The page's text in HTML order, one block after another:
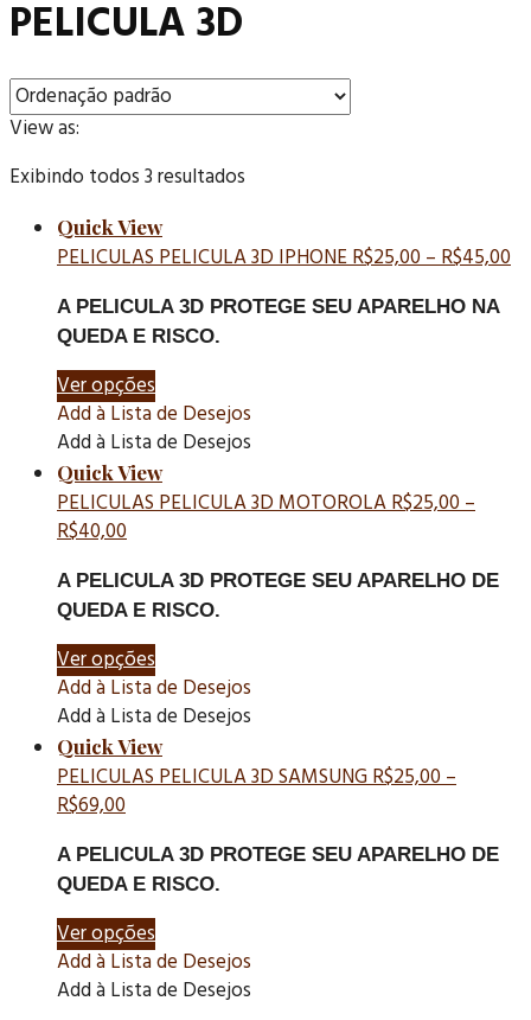
PELICULA 3D
View as:
Exibindo todos 3 resultados
Quick View
PELICULASPELICULA 3D IPHONER$25,00–R$45,00
A PELICULA 3D PROTEGE SEU APARELHO NA
QUEDA E RISCO.
Ver opções
Add à Lista de Desejos
Add à Lista de Desejos
Quick View
PELICULASPELICULA 3D MOTOROLAR$25,00–
R$40,00
A PELICULA 3D PROTEGE SEU APARELHO DE
QUEDA E RISCO.
Ver opções
Add à Lista de Desejos
Add à Lista de Desejos
Quick View
PELICULASPELICULA 3D SAMSUNGR$25,00–
R$69,00
A PELICULA 3D PROTEGE SEU APARELHO DE
QUEDA E RISCO.
Ver opções
Add à Lista de Desejos
Add à Lista de Desejos